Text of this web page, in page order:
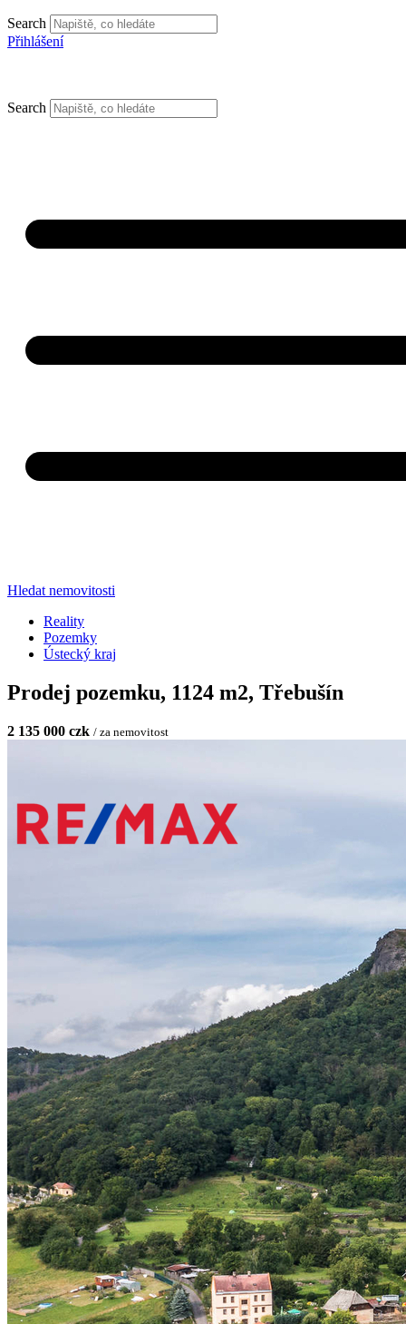
Search
Přihlášení
Search
Hledat nemovitosti
Reality
Pozemky
Ústecký kraj
Prodej pozemku, 1124 m2, Třebušín
2 135 000 czk / za nemovitost